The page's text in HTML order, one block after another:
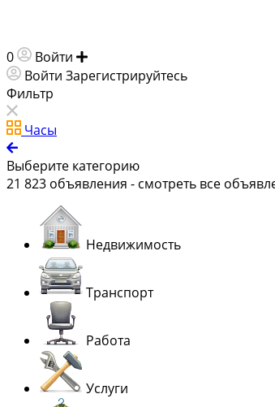
0 Войти
Войти Зарегистрируйтесь
Фильтр
Часы
Выберите категорию
21 823 объявления - смотреть все
Недвижимость
Транспорт
Работа
Услуги